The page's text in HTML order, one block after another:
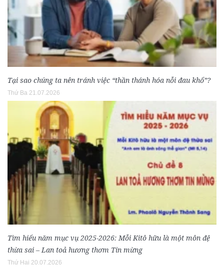
Tại sao chúng ta nên tránh việc “thần thánh hóa nỗi đau khổ”?
Thứ Ba 21.07.2026
Tìm hiểu năm mục vụ 2025-2026: Mỗi Kitô hữu là một môn đệ
thừa sai – Lan toả hương thơm Tin mừng
Thứ Hai 20.07.2026